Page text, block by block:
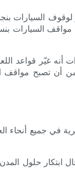
في جميع أنحاء